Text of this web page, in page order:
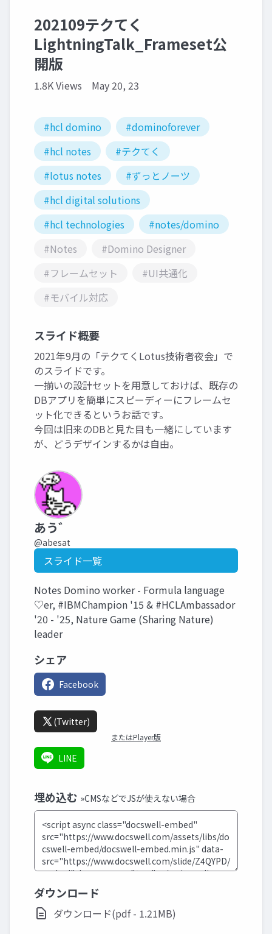
202109テクてく
LightningTalk_Frameset公
開版
1.8K Views May 20, 23
#hcl domino
#dominoforever
#hcl notes
#テクてく
#lotus notes
#ずっとノーツ
#hcl digital solutions
#hcl technologies
#notes/domino
#Notes
#Domino Designer
#フレームセット
#UI共通化
#モバイル対応
スライド概要
2021年9月の「テクてくLotus技術者夜会」で
のスライドです。
一揃いの設計セットを用意しておけば、既存の
DBアプリを簡単にスピーディーにフレームセ
ット化できるというお話です。
今回は旧来のDBと見た目も一緒にしています
が、どうデザインするかは自由。
あう゛
@abesat
スライド一覧
Notes Domino worker - Formula language
♡er, #IBMChampion '15 & #HCLAmbassador
'20 - '25, Nature Game (Sharing Nature)
leader
シェア
Facebook
(Twitter)
またはPlayer版
LINE
埋め込む »CMSなどでJSが使えない場合
ダウンロード
ダウンロード(pdf - 1.21MB)